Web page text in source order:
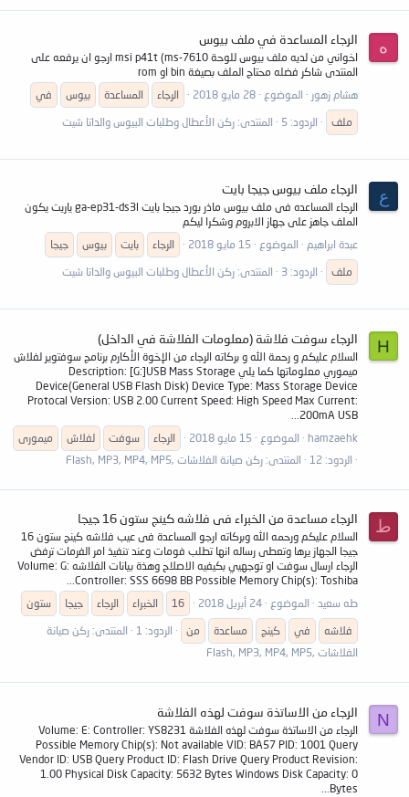
ه الرجاء المساعدة في ملف بيوس
اخواني من لديه ملف بيوس للوحة msi p41t (ms-7610 ارجو ان يرفعه على
المنتدى شاكر فضله محتاج الملف بصيغة bin او rom
هشام زهور
الموضوع 28 مايو 2018 الرجاء المساعدة بيوس
في
ملف
الردود: 5 المنتدى: ركن الأعطال وطلبات البيوس والداتا شيت
ع الرجاء ملف بيوس جيجا بايت
الرجاء المساعده فى ملف بيوس ماذر بورد جيجا بايت ga-ep31-ds3l ياريت يكون
الملف جاهز على جهاز الابروم وشكرا ليكم
عبدة ابراهيم
الموضوع 15 مايو 2018 الرجاء بايت بيوس
جيجا
ملف
الردود: 3 المنتدى: ركن الأعطال وطلبات البيوس والداتا شيت
H الرجاء سوفت فلاشة (معلومات الفلاشة في الداخل)
السلام عليكم و رحمة الله و بركاته الرجاء من الإخوة الأكارم برنامج سوفتوير لفلاش
ميموري معلوماتها كما يلي Description: [G:]USB Mass Storage
Device(General USB Flash Disk) Device Type: Mass Storage Device
Protocal Version: USB 2.00 Current Speed: High Speed Max Current:
200mA USB...
hamzaehk
الموضوع 15 مايو 2018 الرجاء سوفت لفلاش
ميمورى
الردود: 12
المنتدى: ركن صيانة الفلاشات ,Flash, MP3, MP4, MP5
ط الرجاء مساعدة من الخبراء فى فلاشه كينج ستون 16 جيجا
السلام عليكم ورحمه الله وبركاته ارجو المساعدة فى عيب فلاشه كينج ستون 16
جيجا الجهاز يرها وتعطى رساله انها تطلب فومات وعند تنفيذ امر الفرمات ترفض
الرجاء ارسال سوفت او توجهيي بكيفيه الاصلاح وهذة بيانات الفلاشه Volume: G:
Controller: SSS 6698 BB Possible Memory Chip(s): Toshiba...
طه سعيد
الموضوع 24 أبريل 2018 16 الخبراء الرجاء جيجا
ستون
فلاشه
في كينج مساعدة من الردود: 1 المنتدى: ركن صيانة
الفلاشات ,Flash, MP3, MP4, MP5
N الرجاء من الاساتذة سوفت لهذه الفلاشة
الرجاء من الاساتذة سوفت لهذه الفلاشة Volume: E: Controller: YS8231
Possible Memory Chip(s): Not available VID: BA57 PID: 1001 Query
Vendor ID: USB Query Product ID: Flash Drive Query Product Revision:
1.00 Physical Disk Capacity: 5632 Bytes Windows Disk Capacity: 0
Bytes...